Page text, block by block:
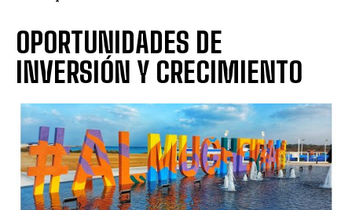
OPORTUNIDADES DE
INVERSIÓN Y CRECIMIENTO